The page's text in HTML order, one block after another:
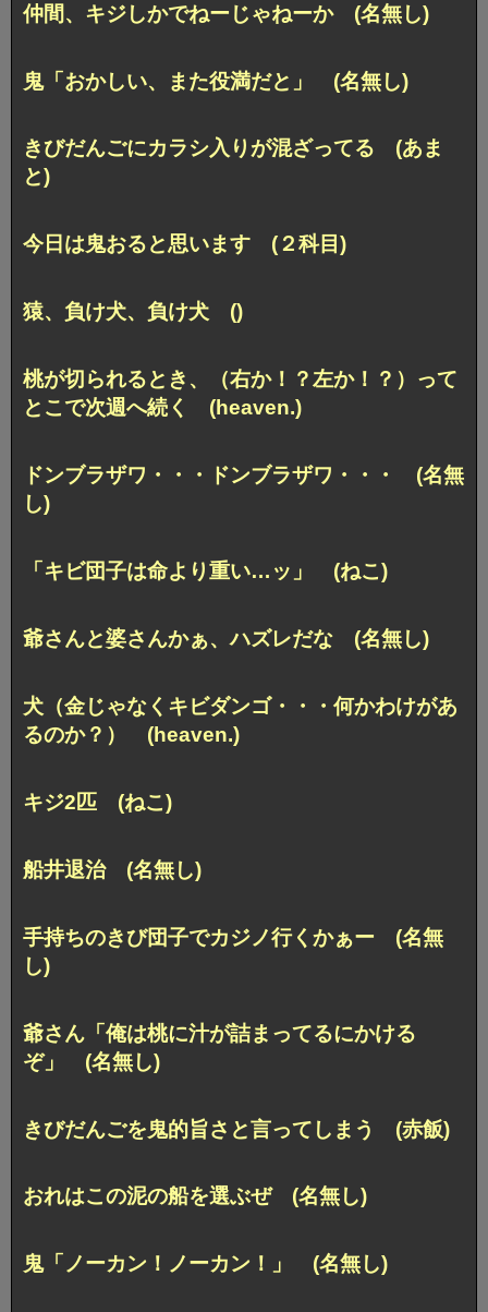
仲間、キジしかでねーじゃねーか (名無し)
鬼「おかしい、また役満だと」 (名無し)
きびだんごにカラシ入りが混ざってる (あま
と)
今日は鬼おると思います (２科目)
猿、負け犬、負け犬 ()
桃が切られるとき、（右か！？左か！？）って
とこで次週へ続く (heaven.)
ドンブラザワ・・・ドンブラザワ・・・ (名無
し)
「キビ団子は命より重い…ッ」 (ねこ)
爺さんと婆さんかぁ、ハズレだな (名無し)
犬（金じゃなくキビダンゴ・・・何かわけがあ
るのか？） (heaven.)
キジ2匹 (ねこ)
船井退治 (名無し)
手持ちのきび団子でカジノ行くかぁー (名無
し)
爺さん「俺は桃に汁が詰まってるにかける
ぞ」 (名無し)
きびだんごを鬼的旨さと言ってしまう (赤飯)
おれはこの泥の船を選ぶぜ (名無し)
鬼「ノーカン！ノーカン！」 (名無し)